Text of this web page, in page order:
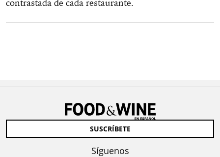
contrastada de cada restaurante.
SUSCRÍBETE
Síguenos